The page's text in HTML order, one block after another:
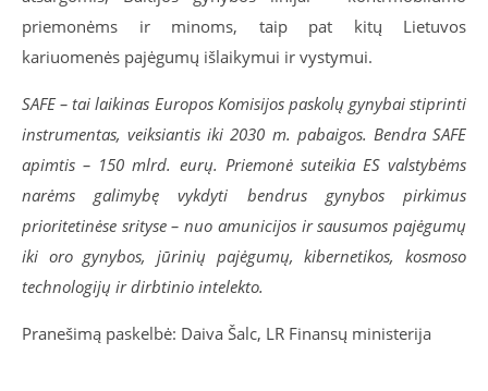
priemonėms ir minoms, taip pat kitų Lietuvos
kariuomenės pajėgumų išlaikymui ir vystymui.
SAFE – tai laikinas Europos Komisijos paskolų gynybai stiprinti
instrumentas, veiksiantis iki 2030 m. pabaigos. Bendra SAFE
apimtis – 150 mlrd. eurų. Priemonė suteikia ES valstybėms
narėms galimybę vykdyti bendrus gynybos pirkimus
prioritetinėse srityse – nuo amunicijos ir sausumos pajėgumų
iki oro gynybos, jūrinių pajėgumų, kibernetikos, kosmoso
technologijų ir dirbtinio intelekto.
Pranešimą paskelbė: Daiva Šalc, LR Finansų ministerija